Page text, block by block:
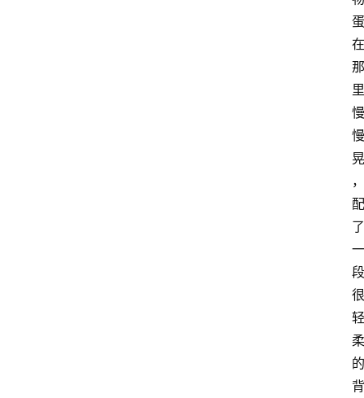
蛋
在
那
里
慢
慢
晃
，
配
了
一
段
很
轻
柔
的
背